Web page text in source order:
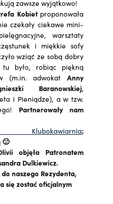
zawsze wyjątkowo!
Kobietproponowała
czekały ciekawe mini-
warsztaty
i miękkie sofy
wziąć ze sobą dobry
było, robiąc piękną
(m.in. adwokat Anny
Baranowskiej,
i Pieniądze), a w tzw.
Partnerowały nam
;
🙂
objęła Patronatem
Dulkiewicz.
naszego Rezydenta,
się zostać oficjalnym